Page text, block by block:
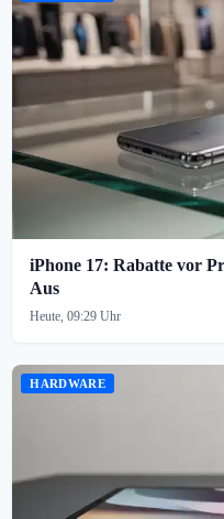
iPhone 17: Rabatte vor
Aus
Heute, 09:29 Uhr
HARDWARE